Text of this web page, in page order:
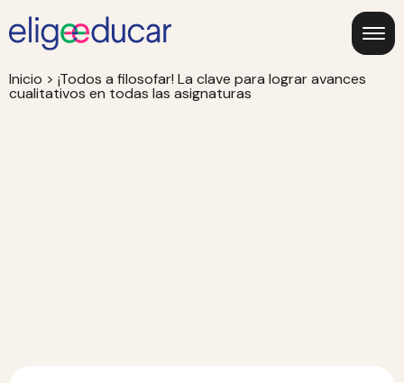
Inicio > ¡Todos a filosofar! La clave para lograr avances
cualitativos en todas las asignaturas